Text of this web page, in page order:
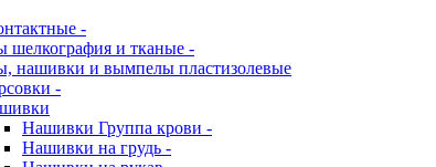
-
шелкография и тканые -
нашивки и вымпелы пластизолевые
-
Нашивки Группа крови -
Нашивки на грудь -